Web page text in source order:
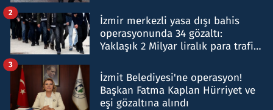
İzmir merkezli yasa dışı bahis
operasyonunda 34 gözaltı:
Yaklaşık 2 Milyar liralık para trafiği
2
İzmit Belediyesi'ne operasyon!
Başkan Fatma Kaplan Hürriyet ve
eşi gözaltına alındı
3